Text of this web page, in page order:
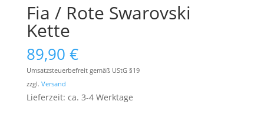
Fia / Rote Swarovski
Kette
89,90 €
Umsatzsteuerbefreit gemäß UStG §19
zzgl. Versand
Lieferzeit: ca. 3-4 Werktage